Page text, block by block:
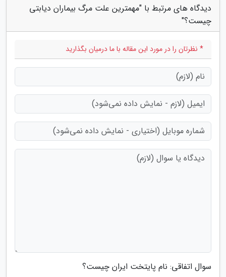
دیدگاه های مرتبط با "مهمترین علت مرگ بیماران دیابتی
چیست؟"
* نظرتان را در مورد این مقاله با ما درمیان بگذارید
سوال اتفاقی: نام پایتخت ایران چیست؟